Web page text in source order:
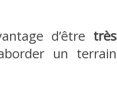
d’être très
un terrain